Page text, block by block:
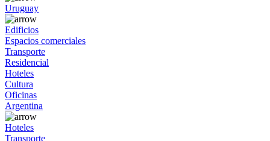
Uruguay
Edificios
Espacios comerciales
Transporte
Residencial
Hoteles
Cultura
Oficinas
Argentina
Hoteles
Transporte